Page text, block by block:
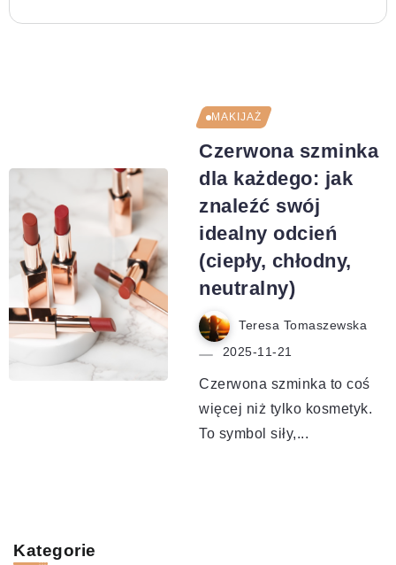
MAKIJAŻ
Czerwona szminka
dla każdego: jak
znaleźć swój
idealny odcień
(ciepły, chłodny,
neutralny)
Teresa Tomaszewska
2025-11-21
Czerwona szminka to coś
więcej niż tylko kosmetyk.
To symbol siły,...
Kategorie